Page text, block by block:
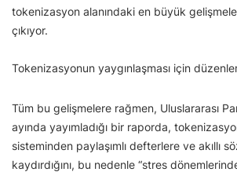
tokenizasyon alanındaki en büyük
çıkıyor.
Tokenizasyonun yaygınlaşması için
Tüm bu gelişmelere rağmen, Uluslararası
ayında yayımladığı bir raporda,
sisteminden paylaşımlı defterlere ve akıllı
kaydırdığını, bu nedenle “stres